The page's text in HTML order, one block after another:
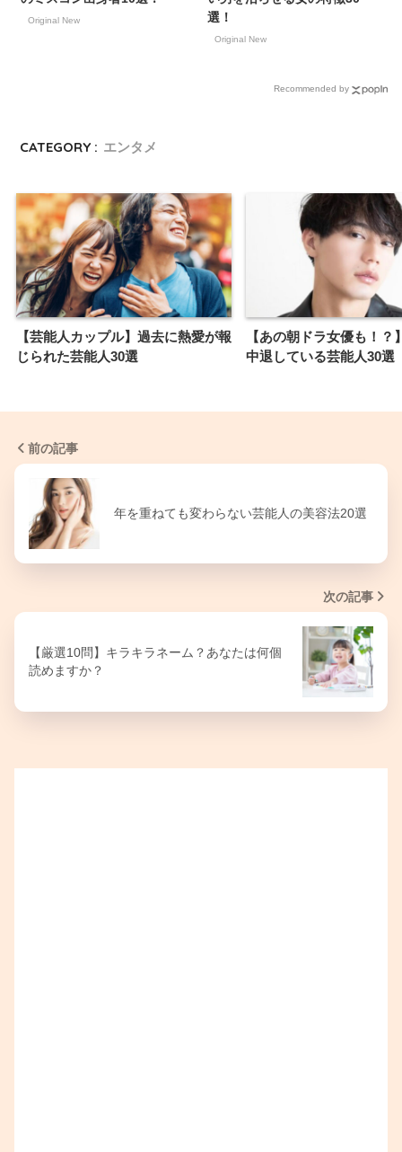
Original New
選！
Original New
Recommended by
CATEGORY : エンタメ
【芸能人カップル】過去に熱愛が報
じられた芸能人30選
【あの朝ドラ女優も！？
中退している芸能人30選
前の記事
年を重ねても変わらない芸能人の美容法20選
次の記事
【厳選10問】キラキラネーム？あなたは何個
読めますか？